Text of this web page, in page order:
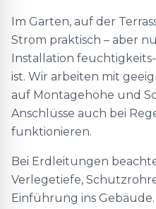
Im Garten, auf der
Strom praktisch – aber
Installation
ist. Wir arbeiten mit
auf Montagehöhe und
Anschlüsse auch bei
funktionieren.
Bei Erdleitungen
Verlegetiefe,
Einführung ins